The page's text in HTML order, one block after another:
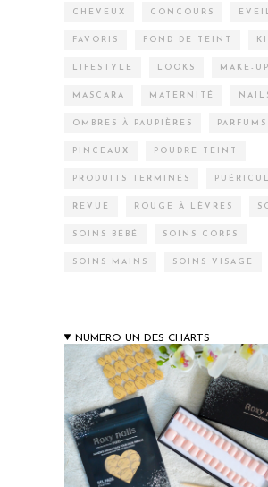
CHEVEUX CONCOURS EVEIL
FAVORIS FOND DE TEINT
LIFESTYLE LOOKS MAKE-UP
MASCARA MATERNITÉ
OMBRES À PAUPIÈRES PARFUMS
PINCEAUX POUDRE TEINT
PRODUITS TERMINÉS
REVUE ROUGE À LÈVRES
SOINS BÉBÉ SOINS CORPS
SOINS MAINS SOINS VISAGE
NUMERO UN DES CHARTS